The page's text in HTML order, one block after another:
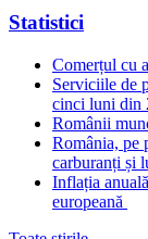
Statistici
Comerțul cu
Serviciile de
cinci luni din
Românii
România, pe
carburanți și
Inflația
europeană